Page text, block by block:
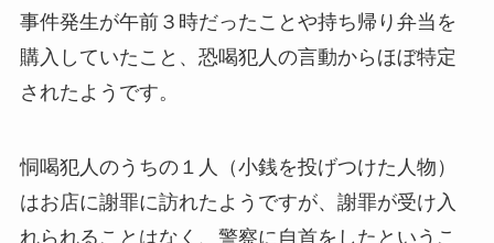
事件発生が午前３時だったことや持ち帰り弁当を
購入していたこと、恐喝犯人の言動からほぼ特定
されたようです。
恫喝犯人のうちの１人（小銭を投げつけた人物）
はお店に謝罪に訪れたようですが、謝罪が受け入
れられることはなく、警察に自首をしたというこ